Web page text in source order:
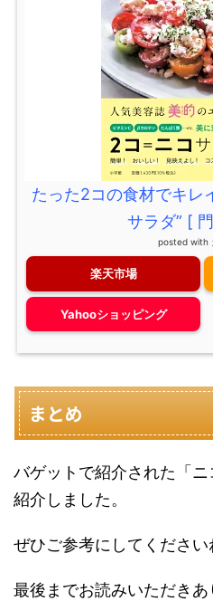
たった2コの食材でキレ
サラダ” [
posted with
楽天市場
Yahooショッピング
まとめ
バゲットで紹介された「
紹介しました。
ぜひご参考にしてください
最後までお読みいただきあ